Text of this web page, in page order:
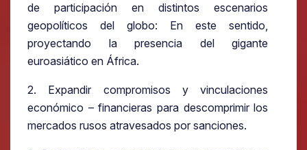
de participación en distintos escenarios
geopolíticos del globo: En este sentido,
proyectando la presencia del gigante
euroasiático en África.
2. Expandir compromisos y vinculaciones
económico – financieras para descomprimir los
mercados rusos atravesados por sanciones.